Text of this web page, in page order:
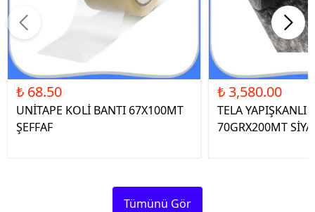
₺ 68.50
UNİTAPE KOLİ BANTI 67X100MT
ŞEFFAF
₺ 3,580.00
TELA YAPIŞKANLI
70GRX200MT
Tümünü Gör